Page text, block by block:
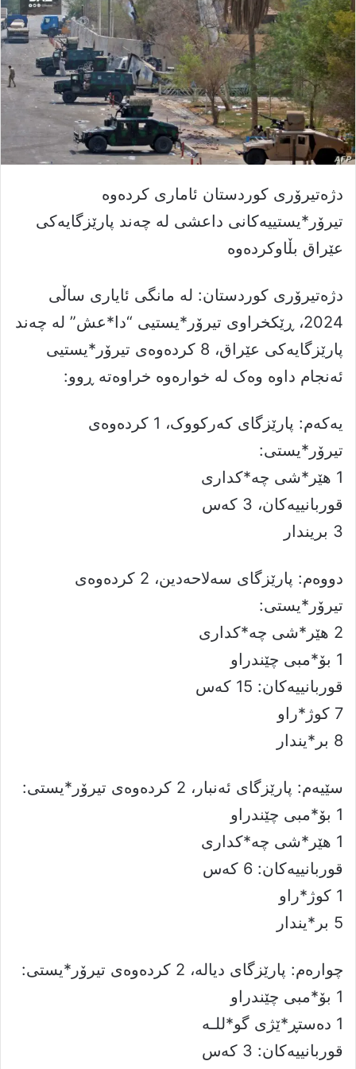
دژەتیرۆری کوردستان ئاماری کردەوە
تیرۆر*یستییەکانی داعشی لە چەند پارێزگایەکی
عێراق بڵاوکردەوە
دژەتیرۆری کوردستان: لە مانگی ئایاری ساڵى
2024، ڕێكخراوى تيرۆر*يستیی “دا*عش” له‌ چه‌ند
پارێزگايه‌كى عێراق، 8 كرده‌وه‌ى تيرۆر*يستیی
ئه‌نجام داوه وه‌ک له ‌خواره‌وە خراوەتە ڕوو:
یەکەم: پارێزگاى کەرکووک، 1 كرده‌وه‌ى
تيرۆر*يستی:
1 هێر*شی چە*کداری
قوربانييه‌كان، 3 کەس
3 بریندار
دووەم: پارێزگای سەلاحەدین، 2 كرده‌وه‌ى
تيرۆر*يستی:
2 هێر*شی چە*کداری
1 بۆ*مبی چێندراو
قوربانييه‌كان: 15 کەس
7 کوژ*راو
8 بر*یندار
سێیەم: پارێزگای ئەنبار، 2 كرده‌وه‌ى تيرۆر*يستی:
1 بۆ*مبی چێندراو
1 هێر*شی چە*کداری
قوربانييه‌كان: 6 کەس
1 کوژ*راو
5 بر*یندار
چوارەم: پارێزگای دیالە، 2 كرده‌وه‌ى تيرۆر*يستی:
1 بۆ*مبی چێندراو
1 دەستڕ*ێژی گو*للـە
قوربانييه‌كان: 3 کەس